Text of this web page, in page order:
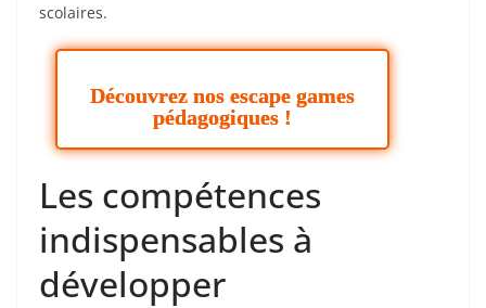
scolaires.
Découvrez nos escape games
pédagogiques !
Les compétences
indispensables à
développer